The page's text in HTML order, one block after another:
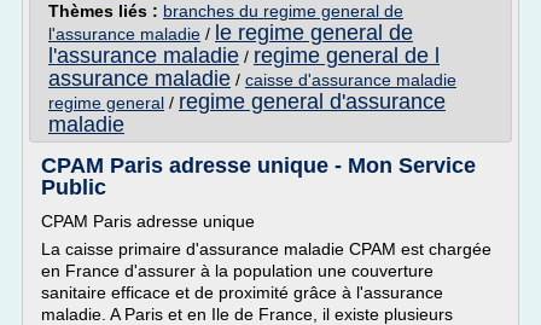
Thèmes liés : branches du regime general de
l'assurance maladie / le regime general de
l'assurance maladie / regime general de l
assurance maladie / caisse d'assurance maladie
regime general / regime general d'assurance
maladie
CPAM Paris adresse unique - Mon Service
Public
CPAM Paris adresse unique
La caisse primaire d'assurance maladie CPAM est chargée
en France d'assurer à la population une couverture
sanitaire efficace et de proximité grâce à l'assurance
maladie. A Paris et en Ile de France, il existe plusieurs